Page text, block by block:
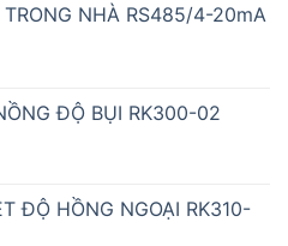
NHÀ RS485/4-20mA
ĐỘ BỤI RK300-02
ĐỘ HỒNG NGOẠI RK310-